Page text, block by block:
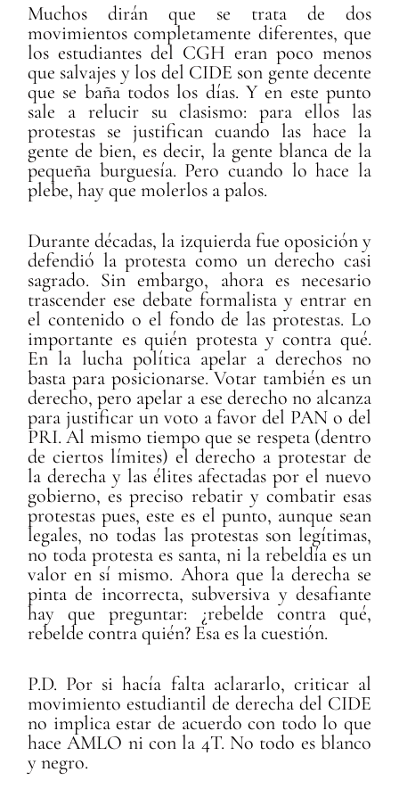
Muchos dirán que se trata de dos
movimientos completamente diferentes, que
los estudiantes del CGH eran poco menos
que salvajes y los del CIDE son gente decente
que se baña todos los días. Y en este punto
sale a relucir su clasismo: para ellos las
protestas se justifican cuando las hace la
gente de bien, es decir, la gente blanca de la
pequeña burguesía. Pero cuando lo hace la
plebe, hay que molerlos a palos.
Durante décadas, la izquierda fue oposición y
defendió la protesta como un derecho casi
sagrado. Sin embargo, ahora es necesario
trascender ese debate formalista y entrar en
el contenido o el fondo de las protestas. Lo
importante es quién protesta y contra qué.
En la lucha política apelar a derechos no
basta para posicionarse. Votar también es un
derecho, pero apelar a ese derecho no alcanza
para justificar un voto a favor del PAN o del
PRI. Al mismo tiempo que se respeta (dentro
de ciertos límites) el derecho a protestar de
la derecha y las élites afectadas por el nuevo
gobierno, es preciso rebatir y combatir esas
protestas pues, este es el punto, aunque sean
legales, no todas las protestas son legítimas,
no toda protesta es santa, ni la rebeldía es un
valor en sí mismo. Ahora que la derecha se
pinta de incorrecta, subversiva y desafiante
hay que preguntar: ¿rebelde contra qué,
rebelde contra quién? Esa es la cuestión.
P.D. Por si hacía falta aclararlo, criticar al
movimiento estudiantil de derecha del CIDE
no implica estar de acuerdo con todo lo que
hace AMLO ni con la 4T. No todo es blanco
y negro.